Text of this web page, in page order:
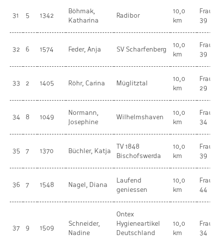
31 5 1342
Böhmak,
Katharina
Radibor
10,0
km
39
32 6 1574 Feder, Anja SV Scharfenberg
10,0
km
39
33 2 1405 Röhr, Carina Müglitztal
10,0
km
29
34 8 1049
Normann,
Josephine
Wilhelmshaven
10,0
km
34
35 7 1370 Büchler, Katja
TV 1848
Bischofswerda
10,0
km
39
36 7 1548 Nagel, Diana
Laufend
geniessen
10,0
km
44
37 9 1509
Schneider,
Nadine
Ontex
Hygieneartikel
Deutschland
10,0
km
34